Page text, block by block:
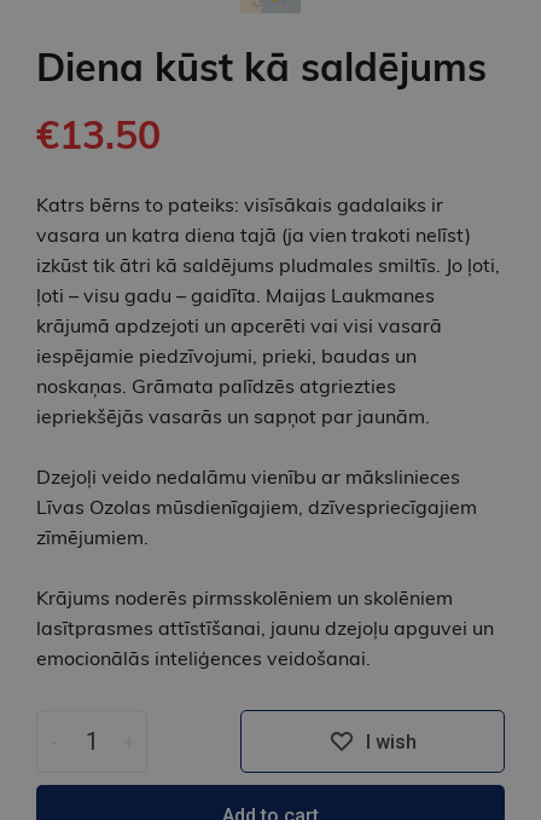
Diena kūst kā saldējums
€13.50
Katrs bērns to pateiks: visīsākais gadalaiks ir
vasara un katra diena tajā (ja vien trakoti nelīst)
izkūst tik ātri kā saldējums pludmales smiltīs. Jo ļoti,
ļoti – visu gadu – gaidīta. Maijas Laukmanes
krājumā apdzejoti un apcerēti vai visi vasarā
iespējamie piedzīvojumi, prieki, baudas un
noskaņas. Grāmata palīdzēs atgriezties
iepriekšējās vasarās un sapņot par jaunām.
Dzejoļi veido nedalāmu vienību ar mākslinieces
Līvas Ozolas mūsdienīgajiem, dzīvespriecīgajiem
zīmējumiem.
Krājums noderēs pirmsskolēniem un skolēniem
lasītprasmes attīstīšanai, jaunu dzejoļu apguvei un
emocionālās inteliģences veidošanai.
I wish